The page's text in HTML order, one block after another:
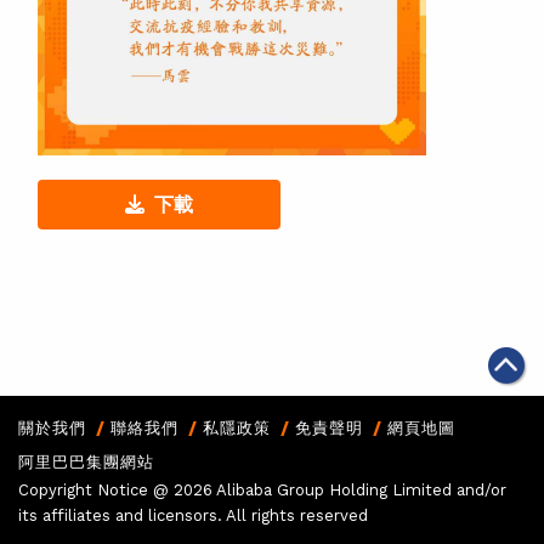
下載
關於我們 聯絡我們 私隱政策 免責聲明
網頁地圖
阿里巴巴集團網站
Copyright Notice @ 2026 Alibaba Group Holding Limited and/or
its affiliates and licensors. All rights reserved